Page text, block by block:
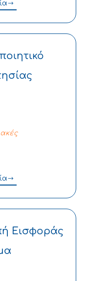
Εισφοράς